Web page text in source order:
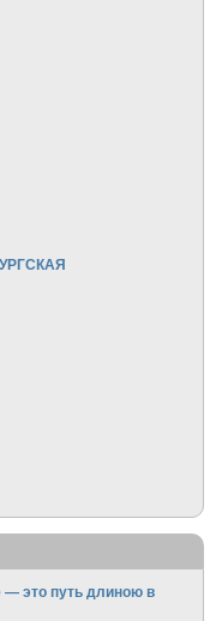
— это путь длиною в